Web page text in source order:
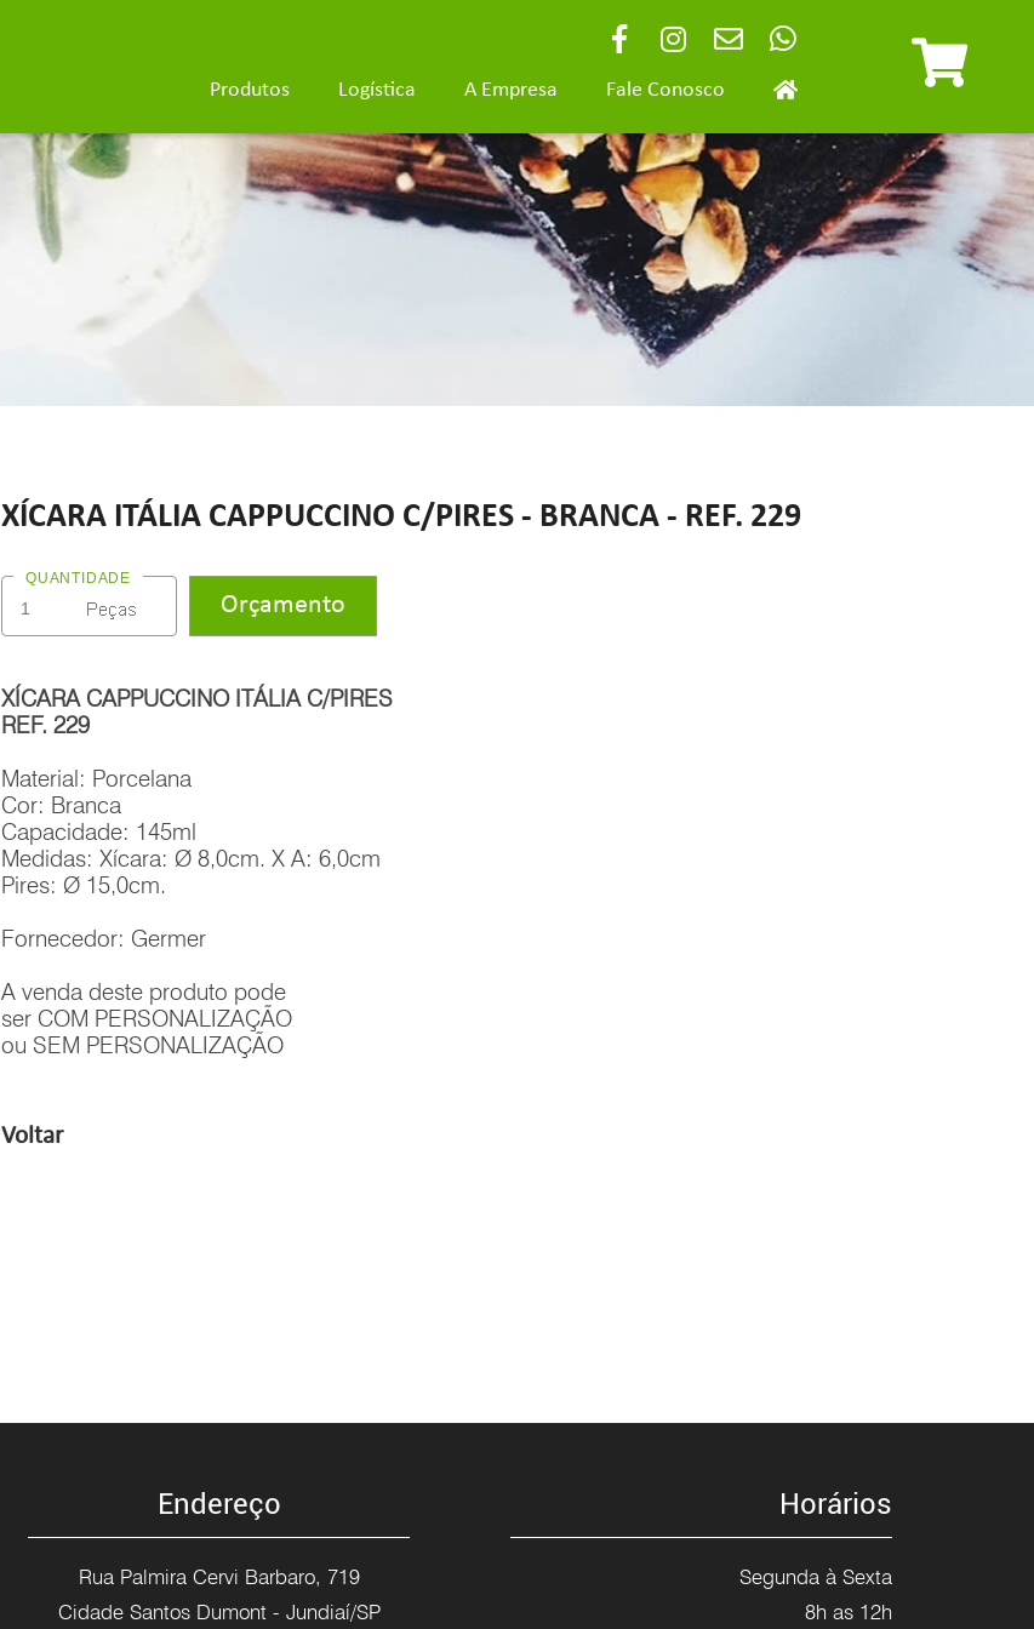
Fale Conosco
A Empresa
Logística
Produtos
XÍCARA ITÁLIA CAPPUCCINO C/PIRES - BRANCA - REF. 229
QUANTIDADE
XÍCARA CAPPUCCINO ITÁLIA C/PIRES
REF. 229
Material: Porcelana
Cor: Branca
Capacidade: 145ml
Medidas: Xícara: Ø 8,0cm. X A: 6,0cm
Pires: Ø 15,0cm.
Fornecedor: Germer
A venda deste produto pode
ser COM PERSONALIZAÇÃO
ou SEM PERSONALIZAÇÃO
Voltar
Endereço
Rua Palmira Cervi Barbaro, 719
Cidade Santos Dumont - Jundiaí/SP
Horários
Segunda à Sexta
8h as 12h